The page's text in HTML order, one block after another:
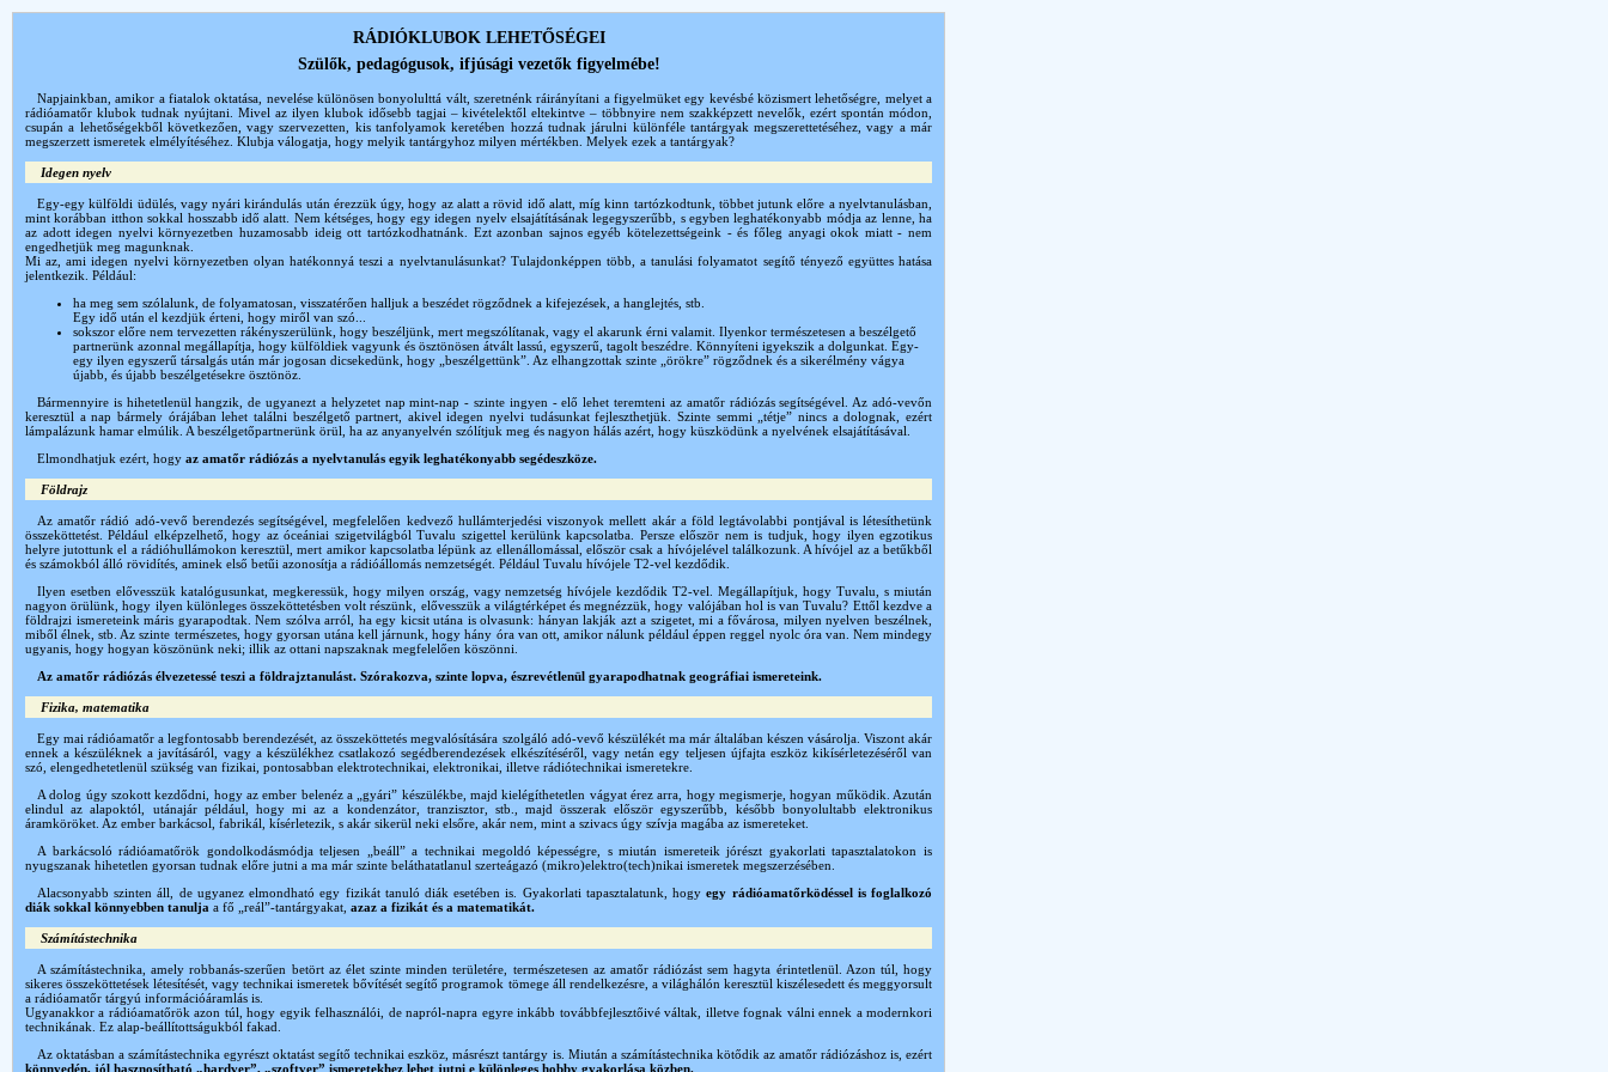
RÁDIÓKLUBOK LEHETŐSÉGEI
Szülők, pedagógusok, ifjúsági vezetők figyelmébe!
Napjainkban, amikor a fiatalok oktatása, nevelése különösen bonyolulttá vált, szeretnénk ráirányítani a figyelmüket egy kevésbé közismert lehetőségre, melyet a
rádióamatőr klubok tudnak nyújtani. Mivel az ilyen klubok idősebb tagjai – kivételektől eltekintve – többnyire nem szakképzett nevelők, ezért spontán módon,
csupán a lehetőségekből következően, vagy szervezetten, kis tanfolyamok keretében hozzá tudnak járulni különféle tantárgyak megszerettetéséhez, vagy a már
megszerzett ismeretek elmélyítéséhez. Klubja válogatja, hogy melyik tantárgyhoz milyen mértékben. Melyek ezek a tantárgyak?
Idegen nyelv
Egy-egy külföldi üdülés, vagy nyári kirándulás után érezzük úgy, hogy az alatt a rövid idő alatt, míg kinn tartózkodtunk, többet jutunk előre a nyelvtanulásban,
mint korábban itthon sokkal hosszabb idő alatt. Nem kétséges, hogy egy idegen nyelv elsajátításának legegyszerűbb, s egyben leghatékonyabb módja az lenne, ha
az adott idegen nyelvi környezetben huzamosabb ideig ott tartózkodhatnánk. Ezt azonban sajnos egyéb kötelezettségeink - és főleg anyagi okok miatt - nem
engedhetjük meg magunknak.
Mi az, ami idegen nyelvi környezetben olyan hatékonnyá teszi a nyelvtanulásunkat? Tulajdonképpen több, a tanulási folyamatot segítő tényező együttes hatása
jelentkezik. Például:
ha meg sem szólalunk, de folyamatosan, visszatérően halljuk a beszédet rögződnek a kifejezések, a hanglejtés, stb.
Egy idő után el kezdjük érteni, hogy miről van szó...
sokszor előre nem tervezetten rákényszerülünk, hogy beszéljünk, mert megszólítanak, vagy el akarunk érni valamit. Ilyenkor természetesen a beszélgető
partnerünk azonnal megállapítja, hogy külföldiek vagyunk és ösztönösen átvált lassú, egyszerű, tagolt beszédre. Könnyíteni igyekszik a dolgunkat. Egy-
egy ilyen egyszerű társalgás után már jogosan dicsekedünk, hogy „beszélgettünk”. Az elhangzottak szinte „örökre” rögződnek és a sikerélmény vágya
újabb, és újabb beszélgetésekre ösztönöz.
Bármennyire is hihetetlenül hangzik, de ugyanezt a helyzetet nap mint-nap - szinte ingyen - elő lehet teremteni az amatőr rádiózás segítségével. Az adó-vevőn
keresztül a nap bármely órájában lehet találni beszélgető partnert, akivel idegen nyelvi tudásunkat fejleszthetjük. Szinte semmi „tétje” nincs a dolognak, ezért
lámpalázunk hamar elmúlik. A beszélgetőpartnerünk örül, ha az anyanyelvén szólítjuk meg és nagyon hálás azért, hogy küszködünk a nyelvének elsajátításával.
Elmondhatjuk ezért, hogy az amatőr rádiózás a nyelvtanulás egyik leghatékonyabb segédeszköze.
Földrajz
Az amatőr rádió adó-vevő berendezés segítségével, megfelelően kedvező hullámterjedési viszonyok mellett akár a föld legtávolabbi pontjával is létesíthetünk
összeköttetést. Például elképzelhető, hogy az óceániai szigetvilágból Tuvalu szigettel kerülünk kapcsolatba. Persze először nem is tudjuk, hogy ilyen egzotikus
helyre jutottunk el a rádióhullámokon keresztül, mert amikor kapcsolatba lépünk az ellenállomással, először csak a hívójelével találkozunk. A hívójel az a betűkből
és számokból álló rövidítés, aminek első betűi azonosítja a rádióállomás nemzetségét. Például Tuvalu hívójele T2-vel kezdődik.
Ilyen esetben elővesszük katalógusunkat, megkeressük, hogy milyen ország, vagy nemzetség hívójele kezdődik T2-vel. Megállapítjuk, hogy Tuvalu, s miután
nagyon örülünk, hogy ilyen különleges összeköttetésben volt részünk, elővesszük a világtérképet és megnézzük, hogy valójában hol is van Tuvalu? Ettől kezdve a
földrajzi ismereteink máris gyarapodtak. Nem szólva arról, ha egy kicsit utána is olvasunk: hányan lakják azt a szigetet, mi a fővárosa, milyen nyelven beszélnek,
miből élnek, stb. Az szinte természetes, hogy gyorsan utána kell járnunk, hogy hány óra van ott, amikor nálunk például éppen reggel nyolc óra van. Nem mindegy
ugyanis, hogy hogyan köszönünk neki; illik az ottani napszaknak megfelelően köszönni.
Az amatőr rádiózás élvezetessé teszi a földrajztanulást. Szórakozva, szinte lopva, észrevétlenül gyarapodhatnak geográfiai ismereteink.
Fizika, matematika
Egy mai rádióamatőr a legfontosabb berendezését, az összeköttetés megvalósítására szolgáló adó-vevő készülékét ma már általában készen vásárolja. Viszont akár
ennek a készüléknek a javításáról, vagy a készülékhez csatlakozó segédberendezések elkészítéséről, vagy netán egy teljesen újfajta eszköz kikísérletezéséről van
szó, elengedhetetlenül szükség van fizikai, pontosabban elektrotechnikai, elektronikai, illetve rádiótechnikai ismeretekre.
A dolog úgy szokott kezdődni, hogy az ember belenéz a „gyári” készülékbe, majd kielégíthetetlen vágyat érez arra, hogy megismerje, hogyan működik. Azután
elindul az alapoktól, utánajár például, hogy mi az a kondenzátor, tranzisztor, stb., majd összerak először egyszerűbb, később bonyolultabb elektronikus
áramköröket. Az ember barkácsol, fabrikál, kísérletezik, s akár sikerül neki elsőre, akár nem, mint a szivacs úgy szívja magába az ismereteket.
A barkácsoló rádióamatőrök gondolkodásmódja teljesen „beáll” a technikai megoldó képességre, s miután ismereteik jórészt gyakorlati tapasztalatokon is
nyugszanak hihetetlen gyorsan tudnak előre jutni a ma már szinte beláthatatlanul szerteágazó (mikro)elektro(tech)nikai ismeretek megszerzésében.
Alacsonyabb szinten áll, de ugyanez elmondható egy fizikát tanuló diák esetében is. Gyakorlati tapasztalatunk, hogyegy rádióamatőrködéssel is foglalkozó
diák sokkal könnyebben tanulja a fő „reál”-tantárgyakat, azaz a fizikát és a matematikát.
Számítástechnika
A számítástechnika, amely robbanás-szerűen betört az élet szinte minden területére, természetesen az amatőr rádiózást sem hagyta érintetlenül. Azon túl, hogy
sikeres összeköttetések létesítését, vagy technikai ismeretek bővítését segítő programok tömege áll rendelkezésre, a világhálón keresztül kiszélesedett és meggyorsult
a rádióamatőr tárgyú információáramlás is.
Ugyanakkor a rádióamatőrök azon túl, hogy egyik felhasználói, de napról-napra egyre inkább továbbfejlesztőivé váltak, illetve fognak válni ennek a modernkori
technikának. Ez alap-beállítottságukból fakad.
Az oktatásban a számítástechnika egyrészt oktatást segítő technikai eszköz, másrészt tantárgy is. Miután a számítástechnika kötődik az amatőr rádiózáshoz is, ezért
könnyedén, jól hasznosítható „hardver”, „szoftver” ismeretekhez lehet jutni e különleges hobby gyakorlása közben.